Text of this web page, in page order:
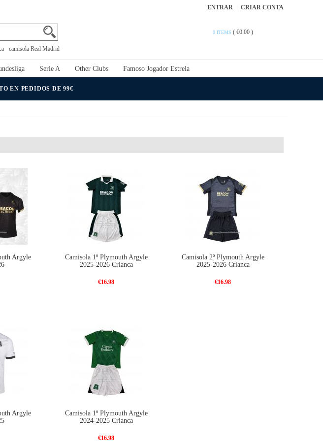
ENTRAR CRIAR CONTA
camisola Real Madrid
0 ITEMS ( €0.00 )
Serie A Other Clubs Famoso Jogador Estrela
EN PEDIDOS DE 99€
Argyle
Camisola 1º Plymouth Argyle
2025-2026 Crianca
€16.98
Camisola 2º Plymouth Argyle
2025-2026 Crianca
€16.98
Argyle
Camisola 1º Plymouth Argyle
2024-2025 Crianca
€16.98